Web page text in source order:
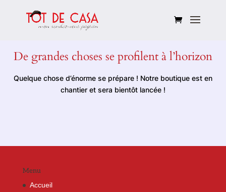
De grandes choses se profilent à l’horizon
Quelque chose d’énorme se prépare ! Notre boutique est en
chantier et sera bientôt lancée !
Menu
Accueil